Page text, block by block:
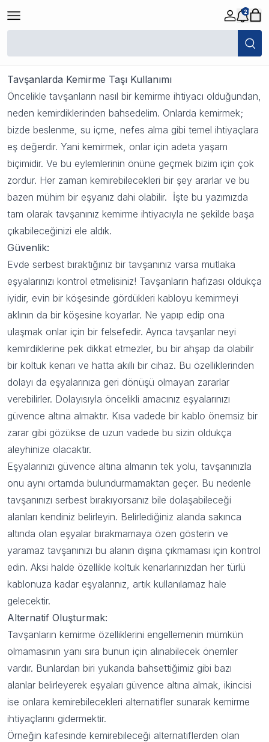
2
Tavşanlarda Kemirme Taşı Kullanımı
20 Eylül 2023 08:44
Tavşanlarda Kemirme Taşı Kullanımı
Öncelikle tavşanların nasıl bir kemirme ihtiyacı olduğundan,
neden kemirdiklerinden bahsedelim. Onlarda kemirmek;
bizde beslenme, su içme, nefes alma gibi temel ihtiyaçlara
eş değerdir. Yani kemirmek, onlar için adeta yaşam
biçimidir. Ve bu eylemlerinin önüne geçmek bizim için çok
zordur. Her zaman kemirebilecekleri bir şey ararlar ve bu
bazen mühim bir eşyanız dahi olabilir. İşte bu yazımızda
tam olarak tavşanınız kemirme ihtiyacıyla ne şekilde başa
çıkabileceğinizi ele aldık.
Güvenlik:
Evde serbest bıraktığınız bir tavşanınız varsa mutlaka
eşyalarınızı kontrol etmelisiniz! Tavşanların hafızası oldukça
iyidir, evin bir köşesinde gördükleri kabloyu kemirmeyi
aklının da bir köşesine koyarlar. Ne yapıp edip ona
ulaşmak onlar için bir felsefedir. Ayrıca tavşanlar neyi
kemirdiklerine pek dikkat etmezler, bu bir ahşap da olabilir
bir koltuk kenarı ve hatta akıllı bir cihaz. Bu özelliklerinden
dolayı da eşyalarınıza geri dönüşü olmayan zararlar
verebilirler. Dolayısıyla öncelikli amacınız eşyalarınızı
güvence altına almaktır. Kısa vadede bir kablo önemsiz bir
zarar gibi gözükse de uzun vadede bu sizin oldukça
aleyhinize olacaktır.
Eşyalarınızı güvence altına almanın tek yolu, tavşanınızla
onu aynı ortamda bulundurmamaktan geçer. Bu nedenle
tavşanınızı serbest bırakıyorsanız bile dolaşabileceği
alanları kendiniz belirleyin. Belirlediğiniz alanda sakınca
altında olan eşyalar bırakmamaya özen gösterin ve
yaramaz tavşanınızı bu alanın dışına çıkmaması için kontrol
edin. Aksi halde özellikle koltuk kenarlarınızdan her türlü
kablonuza kadar eşyalarınız, artık kullanılamaz hale
gelecektir.
Alternatif Oluşturmak:
Tavşanların kemirme özelliklerini engellemenin mümkün
olmamasının yanı sıra bunun için alınabilecek önemler
vardır. Bunlardan biri yukarıda bahsettiğimiz gibi bazı
alanlar belirleyerek eşyaları güvence altına almak, ikincisi
ise onlara kemirebilecekleri alternatifler sunarak kemirme
ihtiyaçlarını gidermektir.
Örneğin kafesinde kemirebileceği alternatiflerden olan